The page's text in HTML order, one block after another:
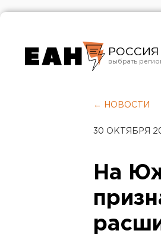
РОССИЯ
← НОВОСТИ
30 ОКТЯБРЯ
На